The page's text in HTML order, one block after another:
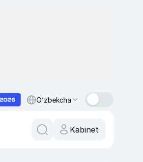
O‘zbekcha
Kabinet